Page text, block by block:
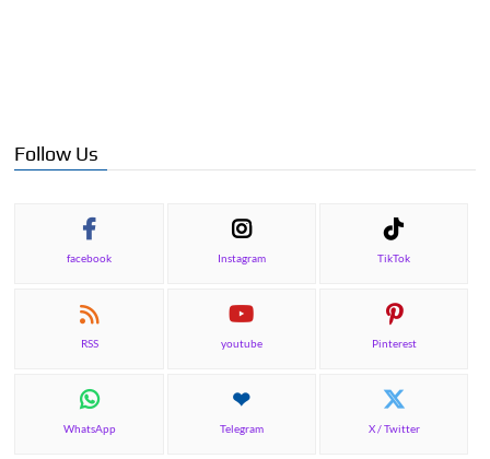
Follow Us
facebook Instagram TikTok
RSS youtube Pinterest
WhatsApp Telegram X / Twitter